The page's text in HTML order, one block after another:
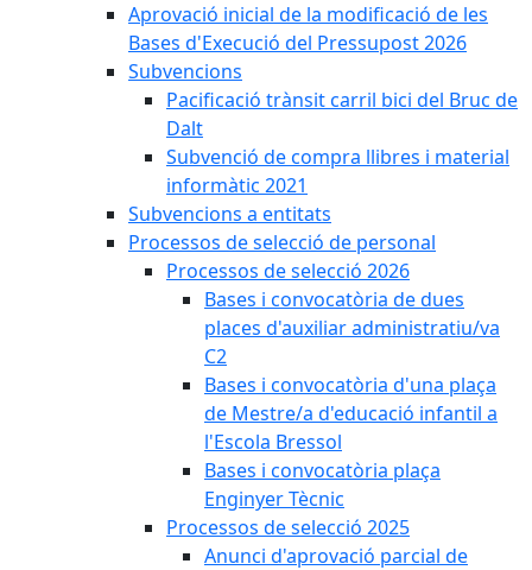
Aprovació inicial de la modificació de les
Bases d'Execució del Pressupost 2026
Subvencions
Pacificació trànsit carril bici del Bruc de
Dalt
Subvenció de compra llibres i material
informàtic 2021
Subvencions a entitats
Processos de selecció de personal
Processos de selecció 2026
Bases i convocatòria de dues
places d'auxiliar administratiu/va
C2
Bases i convocatòria d'una plaça
de Mestre/a d'educació infantil a
l'Escola Bressol
Bases i convocatòria plaça
Enginyer Tècnic
Processos de selecció 2025
Anunci d'aprovació parcial de